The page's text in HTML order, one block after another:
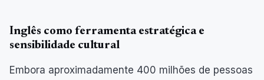
Inglês como ferramenta estratégica e
sensibilidade cultural
Embora aproximadamente 400 milhões de pessoas